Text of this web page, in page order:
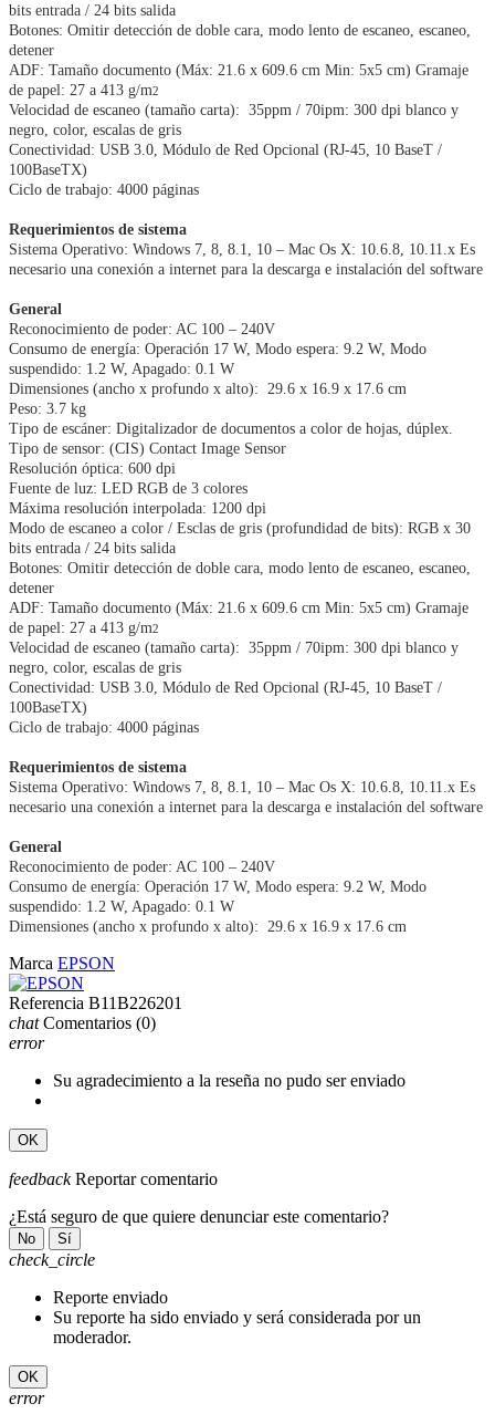
bits entrada / 24 bits salida
Botones: Omitir detección de doble cara, modo lento de escaneo, escaneo,
detener
ADF: Tamaño documento (Máx: 21.6 x 609.6 cm Min: 5x5 cm) Gramaje
de papel: 27 a 413 g/m2
Velocidad de escaneo (tamaño carta): 35ppm / 70ipm: 300 dpi blanco y
negro, color, escalas de gris
Conectividad: USB 3.0, Módulo de Red Opcional (RJ-45, 10 BaseT /
100BaseTX)
Ciclo de trabajo: 4000 páginas
Requerimientos de sistema
Sistema Operativo: Windows 7, 8, 8.1, 10 – Mac Os X: 10.6.8, 10.11.x Es
necesario una conexión a internet para la descarga e instalación del software
General
Reconocimiento de poder: AC 100 – 240V
Consumo de energía: Operación 17 W, Modo espera: 9.2 W, Modo
suspendido: 1.2 W, Apagado: 0.1 W
Dimensiones (ancho x profundo x alto): 29.6 x 16.9 x 17.6 cm
Peso: 3.7 kg
Tipo de escáner: Digitalizador de documentos a color de hojas, dúplex.
Tipo de sensor: (CIS) Contact Image Sensor
Resolución óptica: 600 dpi
Fuente de luz: LED RGB de 3 colores
Máxima resolución interpolada: 1200 dpi
Modo de escaneo a color / Esclas de gris (profundidad de bits): RGB x 30
bits entrada / 24 bits salida
Botones: Omitir detección de doble cara, modo lento de escaneo, escaneo,
detener
ADF: Tamaño documento (Máx: 21.6 x 609.6 cm Min: 5x5 cm) Gramaje
de papel: 27 a 413 g/m2
Velocidad de escaneo (tamaño carta): 35ppm / 70ipm: 300 dpi blanco y
negro, color, escalas de gris
Conectividad: USB 3.0, Módulo de Red Opcional (RJ-45, 10 BaseT /
100BaseTX)
Ciclo de trabajo: 4000 páginas
Requerimientos de sistema
Sistema Operativo: Windows 7, 8, 8.1, 10 – Mac Os X: 10.6.8, 10.11.x Es
necesario una conexión a internet para la descarga e instalación del software
General
Reconocimiento de poder: AC 100 – 240V
Consumo de energía: Operación 17 W, Modo espera: 9.2 W, Modo
suspendido: 1.2 W, Apagado: 0.1 W
Dimensiones (ancho x profundo x alto): 29.6 x 16.9 x 17.6 cm
Marca EPSON
Referencia B11B226201
chat Comentarios (0)
error
Su agradecimiento a la reseña no pudo ser enviado
OK
feedback Reportar comentario
¿Está seguro de que quiere denunciar este comentario?
No Sí
check_circle
Reporte enviado
Su reporte ha sido enviado y será considerada por un
moderador.
OK
error